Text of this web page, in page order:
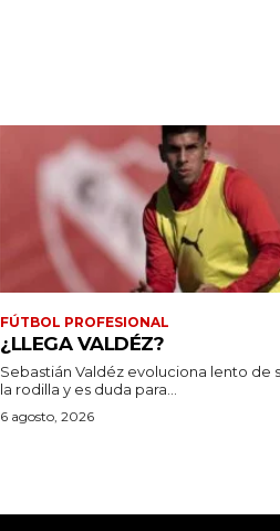
FÚTBOL PROFESIONAL
¿LLEGA VALDÉZ?
Sebastián Valdéz evoluciona lento de
la rodilla y es duda para...
6 agosto, 2026